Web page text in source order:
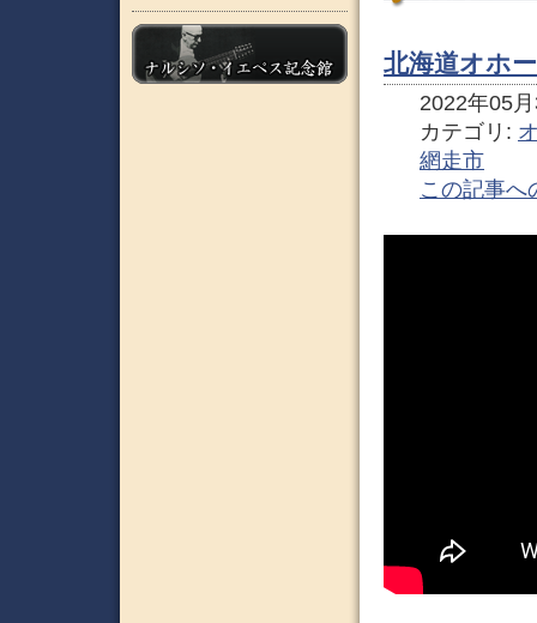
北海道オホ
2022年05
カテゴリ:
網走市
この記事へ